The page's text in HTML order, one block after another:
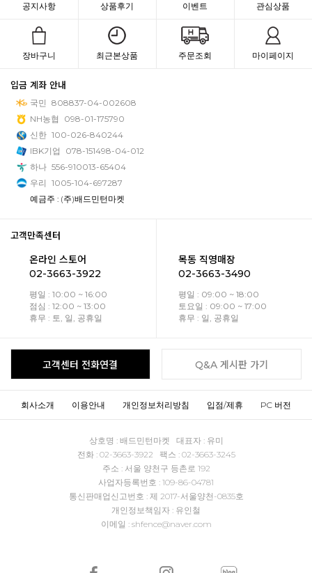
공지사항 상품후기 이벤트 관심상품
장바구니 최근본상품 주문조회 마이페이지
입금 계좌 안내
국민 808837-04-002608
NH농협
098-01-175790
신한 100-026-840244
IBK기업
078-151498-04-012
하나 556-910013-65404
우리 1005-104-697287
예금주 : (주)배드민턴마켓
고객만족센터
온라인 스토어
02-3663-3922
평일 : 10:00 ~ 16:00
점심 : 12:00 ~ 13:00
휴무 : 토, 일, 공휴일
목동 직영매장
02-3663-3490
평일 : 09:00 ~ 18:00
토요일 : 09:00 ~ 17:00
휴무 : 일, 공휴일
고객센터 전화연결 Q&A 게시판 가기
회사소개 이용안내 개인정보처리방침 입점/제휴 PC 버전
상호명 : 배드민턴마켓 대표자 : 유미
전화 : 02-3663-3922 팩스 : 02-3663-3245
주소 : 서울 양천구 등촌로 192
사업자등록번호 : 109-86-04781
통신판매업신고번호 : 제 2017-서울양천-0835호
개인정보책임자 : 유인철
이메일 : shfence@naver.com